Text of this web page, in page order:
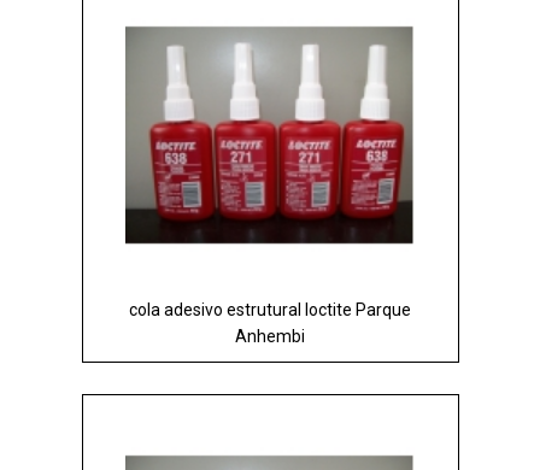
cola adesivo estrutural loctite Parque
Anhembi